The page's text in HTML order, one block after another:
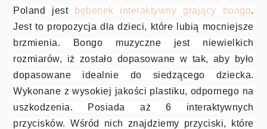
Poland jest
bębenek interaktywny grający bongo.
Jest to propozycja dla dzieci, które lubią mocniejsze
brzmienia. Bongo muzyczne jest niewielkich
rozmiarów, iż zostało dopasowane w tak, aby było
dopasowane idealnie do siedzącego dziecka.
Wykonane z wysokiej jakości plastiku, odpornego na
uszkodzenia. Posiada aż 6 interaktywnych
przycisków. Wśród nich znajdziemy przyciski, które